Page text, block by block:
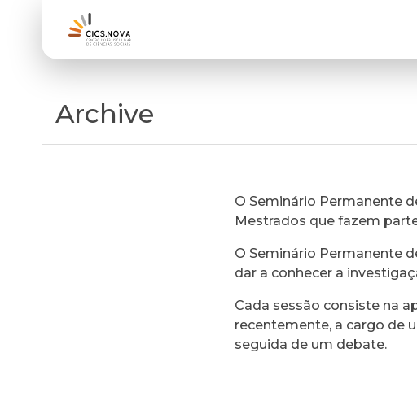
Archive
O Seminário Permanente
Mestrados que fazem
O Seminário Permanente
dar a conhecer a
Cada sessão consiste na
recentemente, a cargo de
seguida de um debate.